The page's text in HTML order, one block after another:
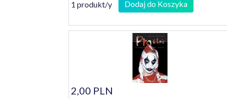
1 produkt/y Dodaj do Koszyka
2,00 PLN